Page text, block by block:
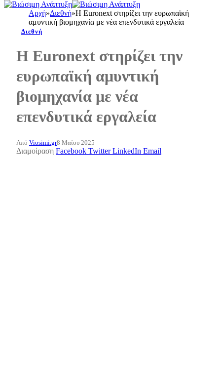
Αρχή»Διεθνή»Η Euronext στηρίζει την ευρωπαϊκή
αμυντική βιομηχανία με νέα επενδυτικά εργαλεία
Διεθνή
Η Euronext στηρίζει την
ευρωπαϊκή αμυντική
βιομηχανία με νέα
επενδυτικά εργαλεία
Από Viosimi.gr8 Μαΐου 2025
Διαμοίραση Facebook Twitter LinkedIn Email